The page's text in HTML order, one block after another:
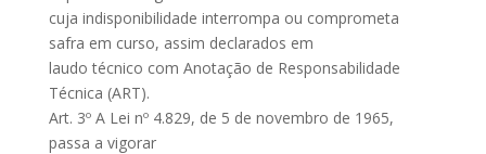
cuja indisponibilidade interrompa ou comprometa
safra em curso, assim declarados em
laudo técnico com Anotação de Responsabilidade
Técnica (ART).
Art. 3º A Lei nº 4.829, de 5 de novembro de 1965,
passa a vigorar